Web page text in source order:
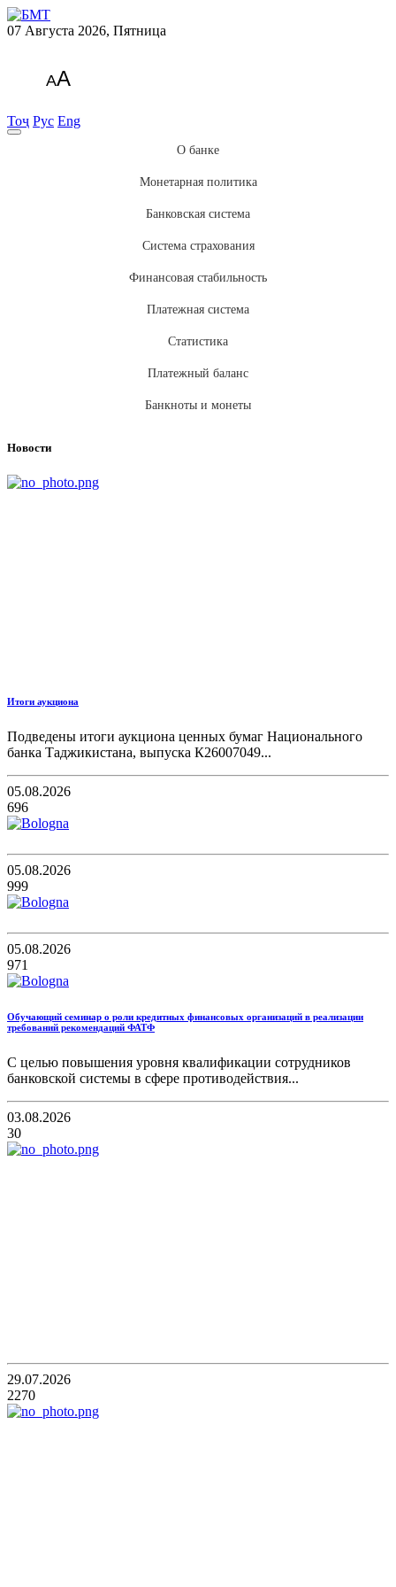
07 Августа 2026, Пятница
AA
Тоҷ Рус Eng
О банке
Монетарная политика
Банковская система
Система страхования
Финансовая стабильность
Платежная система
Статистика
Платежный баланс
Банкноты и монеты
Новости
Итоги аукциона
Подведены итоги аукциона ценных бумаг Национального
банка Таджикистана, выпуска К26007049...
05.08.2026
696
05.08.2026
999
05.08.2026
971
Обучающий семинар о роли кредитных финансовых организаций в реализации
требований рекомендаций ФАТФ
С целью повышения уровня квалификации сотрудников
банковской системы в сфере противодействия...
03.08.2026
30
29.07.2026
2270